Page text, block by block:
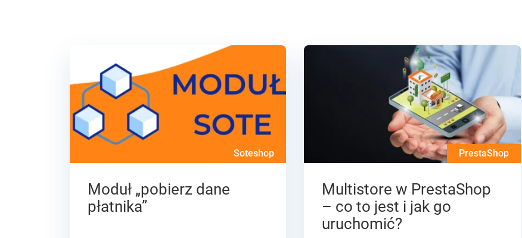
Soteshop
Moduł „pobierz dane
płatnika”
PrestaShop
Multistore w PrestaShop
– co to jest i jak go
uruchomić?